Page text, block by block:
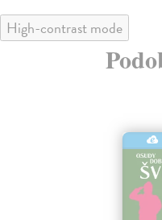
High-contrast mode